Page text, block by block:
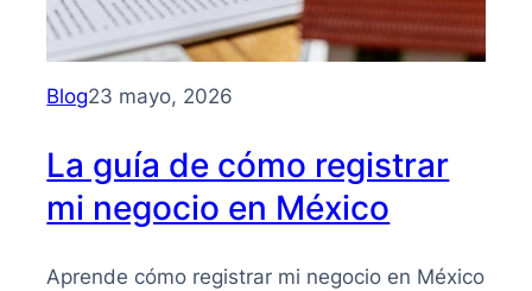
Blog23 mayo, 2026
La guía de cómo registrar
mi negocio en México
Aprende cómo registrar mi negocio en México